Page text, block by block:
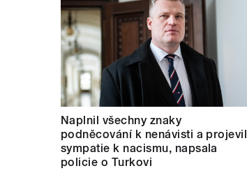
Naplnil všechny znaky
podněcování k nenávisti a projevil
sympatie k nacismu, napsala
policie o Turkovi